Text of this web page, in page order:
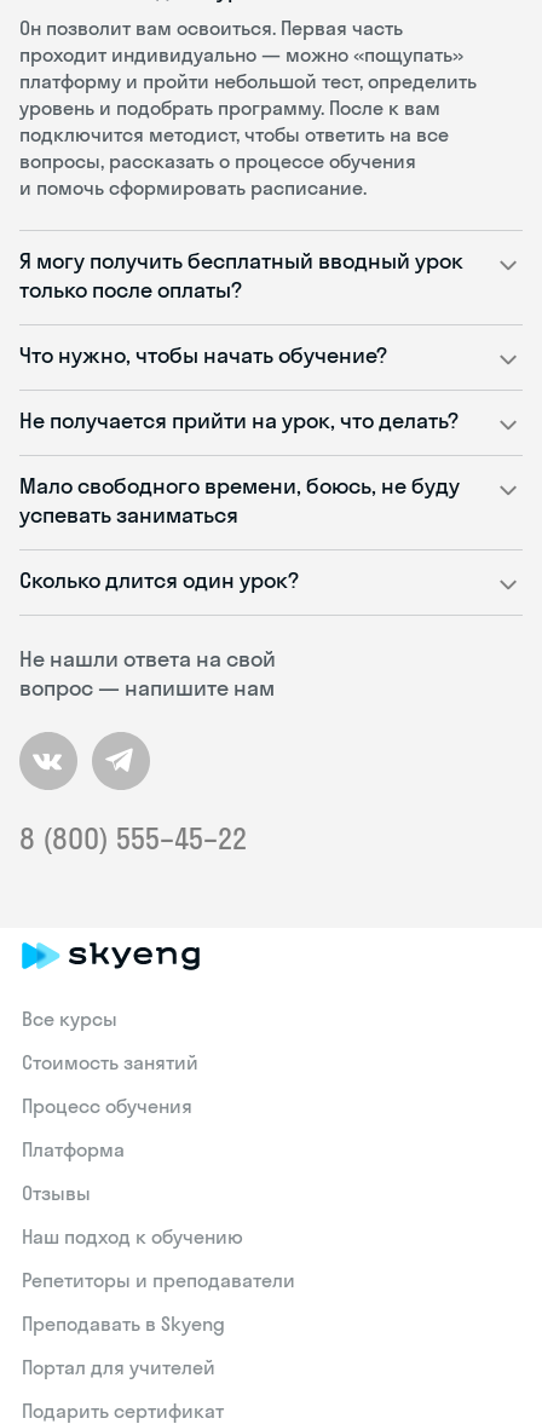
Не нашли ответа на свой
вопрос — напишите нам
8 (800) 555–45–22
Он позволит вам освоиться. Первая часть
проходит индивидуально — можно «пощупать»
платформу и пройти небольшой тест, определить
уровень и подобрать программу. После к вам
подключится методист, чтобы ответить на все
вопросы, рассказать о процессе обучения
и помочь сформировать расписание.
Я могу получить бесплатный вводный урок
только после оплаты?
Что нужно, чтобы начать обучение?
Не получается прийти на урок, что делать?
Мало свободного времени, боюсь, не буду
успевать заниматься
Сколько длится один урок?
Все курсы
Стоимость занятий
Процесс обучения
Платформа
Отзывы
Наш подход к обучению
Репетиторы и преподаватели
Преподавать в Skyeng
Портал для учителей
Подарить сертификат